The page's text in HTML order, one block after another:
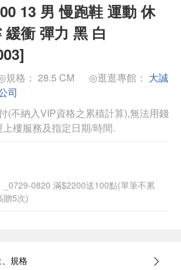
13 男 慢跑鞋 運動 休
衝 彈力 黑 白
規格： 28.5 CM ◎逛逛專館： 大誠
司
(不納入VIP資格之累積計算),無法用錢
樓服務及指定日期/時間.
_0729-0820 滿$2200送100點(單筆不累
贈5次)
規格